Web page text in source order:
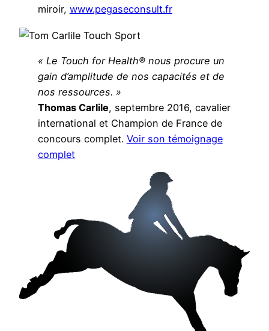
miroir, www.pegaseconsult.fr
« Le Touch for Health® nous procure un
gain d’amplitude de nos capacités et de
nos ressources. »
Thomas Carlile, septembre 2016, cavalier
international et Champion de France de
concours complet. Voir son témoignage
complet